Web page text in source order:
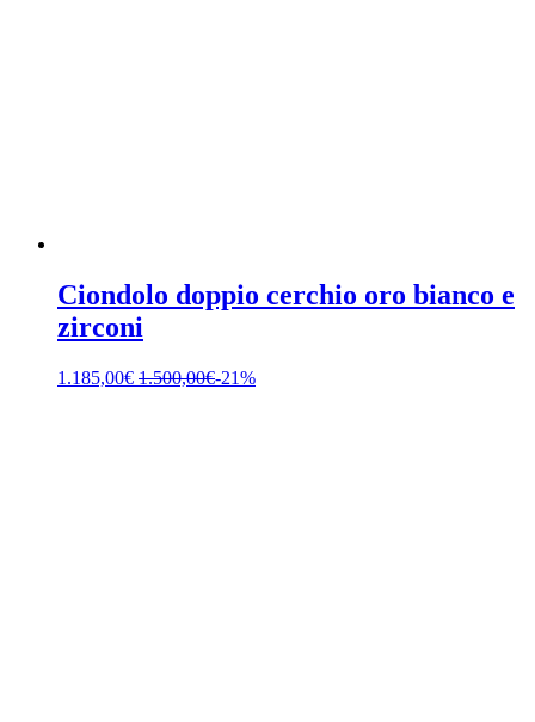
Ciondolo doppio cerchio oro bianco e
zirconi
1.185,00€ 1.500,00€-21%